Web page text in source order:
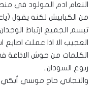
من الكبابيش لكنه يقول
تبسم الجميع ارتباط
العجيب الا اذا عملت
الكلمات من حوش الاذاعة
ربوع السودان..
والتجاني حاج موسي أبكي